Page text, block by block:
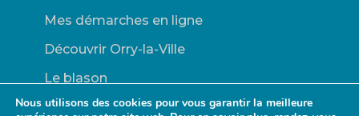
Mes démarches en ligne
Découvrir Orry-la-Ville
Le blason
Bulletins Municipaux
Nous utilisons des cookies pour vous garantir la meilleure